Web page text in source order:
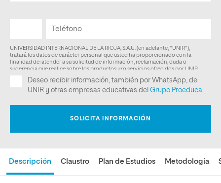
Descripción Claustro Plan de Estudios Metodología